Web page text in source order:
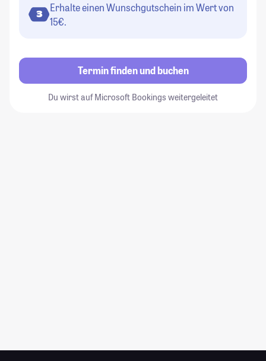
3
Erhalte einen Wunschgutschein im Wert von
15€.
Termin finden und buchen
Du wirst auf Microsoft Bookings weitergeleitet